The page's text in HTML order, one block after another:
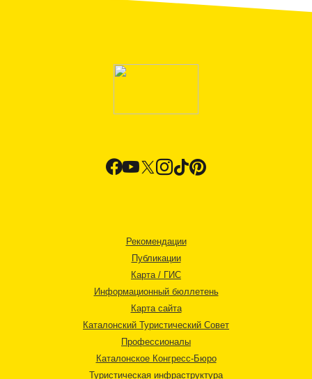
Рекомендации
Публикации
Карта / ГИС
Информационный бюллетень
Карта сайта
Каталонский Туристический Совет
Профессионалы
Каталонское Конгресс-Бюро
Туристическая инфраструктура